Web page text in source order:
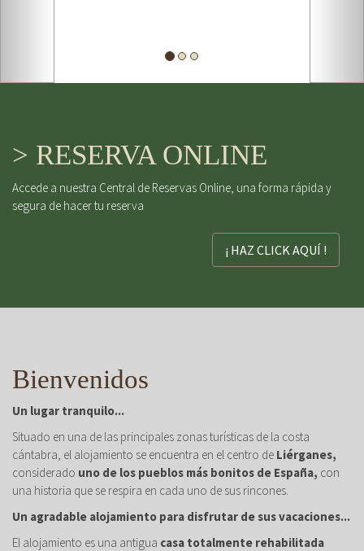
> RESERVA ONLINE
Accede a nuestra Central de Reservas Online, una forma rápida y
segura de hacer tu reserva
¡ HAZ CLICK AQUÍ !
Bienvenidos
Un lugar tranquilo...
Situado en una de las principales zonas turísticas de la costa
cántabra, el alojamiento se encuentra en el centro de Liérganes,
considerado uno de los pueblos más bonitos de España, con
una historia que se respira en cada uno de sus rincones.
Un agradable alojamiento para disfrutar de sus vacaciones...
El alojamiento es una antigua casa totalmente rehabilitada